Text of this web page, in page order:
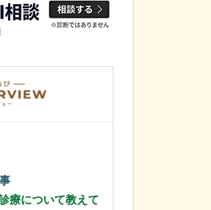
療について教えて